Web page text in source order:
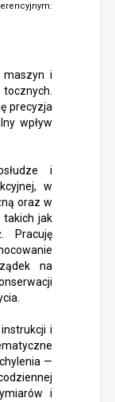
maszyn i
precyzja
wpływ
i
w
oraz w
takich jak
Pracuję
na
i
—
i